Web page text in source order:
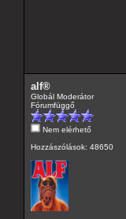
alf®
Globál Moderátor
Fórumfüggő
Nem elérhető
Hozzászólások: 48650